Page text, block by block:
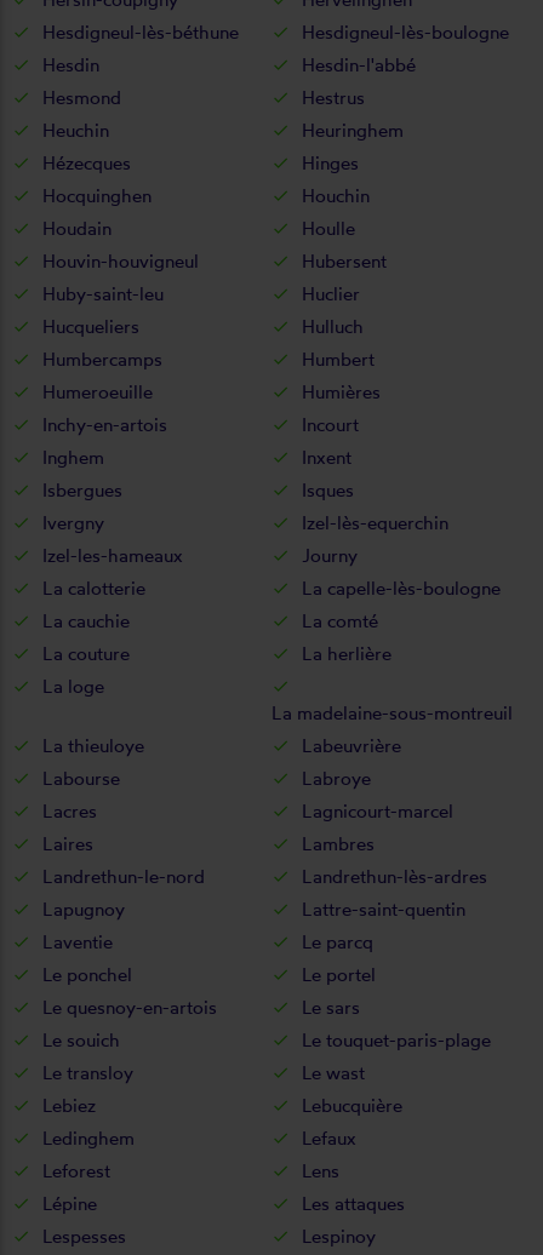
Hesdigneul-lès-béthune
Hesdigneul-lès-boulogne
Hesdin
Hesdin-l'abbé
Hesmond
Hestrus
Heuchin
Heuringhem
Hézecques
Hinges
Hocquinghen
Houchin
Houdain
Houlle
Houvin-houvigneul
Hubersent
Huby-saint-leu
Huclier
Hucqueliers
Hulluch
Humbercamps
Humbert
Humeroeuille
Humières
Inchy-en-artois
Incourt
Inghem
Inxent
Isbergues
Isques
Ivergny
Izel-lès-equerchin
Izel-les-hameaux
Journy
La calotterie
La capelle-lès-boulogne
La cauchie
La comté
La couture
La herlière
La loge
La madelaine-sous-montreuil
La thieuloye
Labeuvrière
Labourse
Labroye
Lacres
Lagnicourt-marcel
Laires
Lambres
Landrethun-le-nord
Landrethun-lès-ardres
Lapugnoy
Lattre-saint-quentin
Laventie
Le parcq
Le ponchel
Le portel
Le quesnoy-en-artois
Le sars
Le souich
Le touquet-paris-plage
Le transloy
Le wast
Lebiez
Lebucquière
Ledinghem
Lefaux
Leforest
Lens
Lépine
Les attaques
Lespesses
Lespinoy